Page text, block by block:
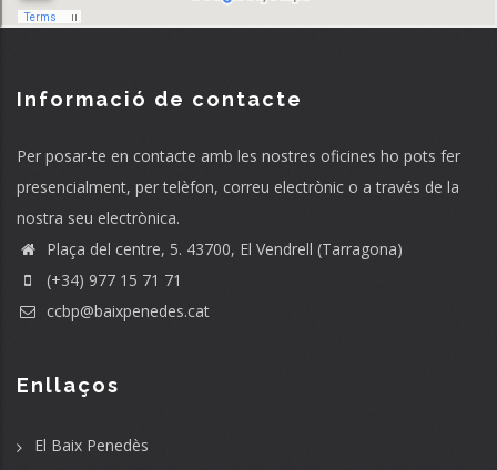
Informació de contacte
Per posar-te en contacte amb les nostres oficines ho pots fer
presencialment, per telèfon, correu electrònic o a través de la
nostra seu electrònica.
Plaça del centre, 5. 43700, El Vendrell (Tarragona)
(+34) 977 15 71 71
ccbp@baixpenedes.cat
Enllaços
El Baix Penedès